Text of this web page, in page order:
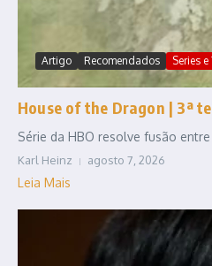
Artigo Recomendados Series e
House of the Dragon | 3ª
Série da HBO resolve fusão
Karl Heinz agosto 7, 2026
Leia Mais